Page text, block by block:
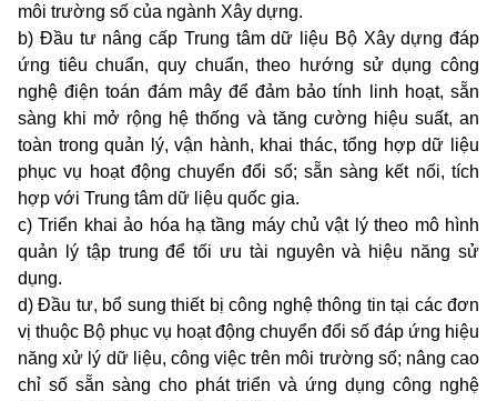
môi trường số của ngành Xây dựng.
b) Đầu tư nâng cấp Trung tâm dữ liệu Bộ Xây dựng đáp
ứng tiêu chuẩn, quy chuẩn, theo hướng sử dụng công
nghệ điện toán đám mây để đảm bảo tính linh hoạt, sẵn
sàng khi mở rộng hệ thống và tăng cường hiệu suất, an
toàn trong quản lý, vận hành, khai thác, tổng hợp dữ liệu
phục vụ hoạt động chuyển đổi số; sẵn sàng kết nối, tích
hợp với Trung tâm dữ liệu quốc gia.
c) Triển khai ảo hóa hạ tầng máy chủ vật lý theo mô hình
quản lý tập trung để tối ưu tài nguyên và hiệu năng sử
dụng.
d) Đầu tư, bổ sung thiết bị công nghệ thông tin tại các đơn
vị thuộc Bộ phục vụ hoạt động chuyển đổi số đáp ứng hiệu
năng xử lý dữ liệu, công việc trên môi trường số; nâng cao
chỉ số sẵn sàng cho phát triển và ứng dụng công nghệ